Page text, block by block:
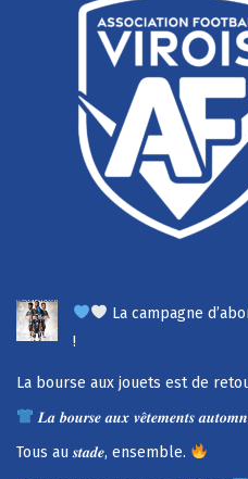
La campagne
!
La bourse aux jouets est de
𝑳𝒂 𝒃𝒐𝒖𝒓𝒔𝒆 𝒂𝒖𝒙 𝒗𝒆̂𝒕𝒆𝒎𝒆𝒏𝒕𝒔
Tous au 𝒔𝒕𝒂𝒅𝒆, ensemble.